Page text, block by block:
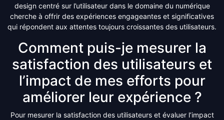
design centré sur l’utilisateur dans le domaine du numérique
cherche à offrir des expériences engageantes et significatives
qui répondent aux attentes toujours croissantes des utilisateurs.
Comment puis-je mesurer la
satisfaction des utilisateurs et
l’impact de mes efforts pour
améliorer leur expérience ?
Pour mesurer la satisfaction des utilisateurs et évaluer l’impact